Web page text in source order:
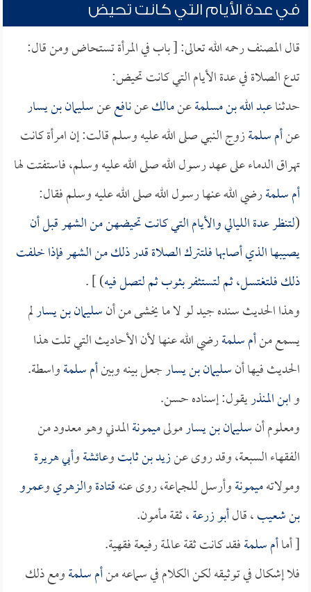
في عدة الأيام التي كانت تحيض
قال المصنف رحمه الله تعالى: [ باب في المرأة تستحاض ومن قال:
تدع الصلاة في عدة الأيام التي كانت تحيض:
حدثناعبد الله بن مسلمةعنمالكعننافععنسليمان بن يسار
عنأم سلمةزوج النبي صلى الله عليه وسلم قالت: إن امرأة كانت
تهراق الدماء على عهد رسول الله صلى الله عليه وسلم، فاستفتت لها
أم سلمةرضي الله عنها رسول الله صلى الله عليه وسلم فقال:
(لتنظر عدة الليالي والأيام التي كانت تحيضهن من الشهر قبل أن
يصيبها الذي أصابها فلتترك الصلاة قدر ذلك من الشهر فإذا خلفت
ذلك فلتغتسل، ثم لتستثفر بثوب ثم لتصل فيه) ] .
وهذا الحديث سنده جيد لو لا ما يخشى من أنسليمان بن يسارلم
يسمع منأم سلمةرضي الله عنها لأن الأحاديث التي تلت هذا
الحديث فيها أنسليمان بن يسارجعل بينه وبينأم سلمةواسطة.
وابن المنذريقول: إسناده حسن.
ومعلوم أنسليمان بن يسارمولىميمونةالمدني وهو معدود من
الفقهاء السبعة، وقد روى عنزيد بن ثابتوعائشةوأبي هريرة
ومولاتهميمونةوأرسل للجماعة، روى عنهقتادةوالزهريوعمرو
بن شعيب، قالأبو زرعة، ثقة مأمون.
[ أماأم سلمةفقد كانت ثقة عالمة رفيعة فقهية.
فلا إشكال في توثيقه لكن الكلام في سماعه منأم سلمةومع ذلك